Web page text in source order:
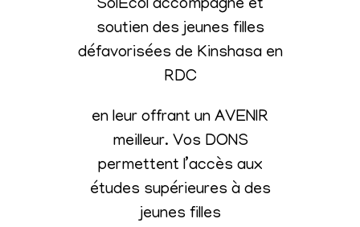
SolEcol accompagne et
soutien des jeunes filles
défavorisées de Kinshasa en
RDC
en leur offrant un AVENIR
meilleur. Vos DONS
permettent l’accès aux
études supérieures à des
jeunes filles